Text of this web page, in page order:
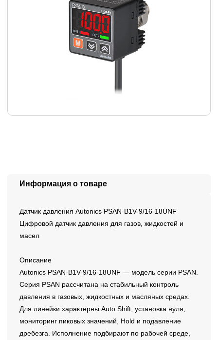
Информация о товаре
Датчик давления Autonics PSAN-B1V-9/16-18UNF
Цифровой датчик давления для газов, жидкостей и
масел
Описание
Autonics PSAN-B1V-9/16-18UNF — модель серии PSAN.
Серия PSAN рассчитана на стабильный контроль
давления в газовых, жидкостных и масляных средах.
Для линейки характерны Auto Shift, установка нуля,
мониторинг пиковых значений, Hold и подавление
дребезга. Исполнение подбирают по рабочей среде,